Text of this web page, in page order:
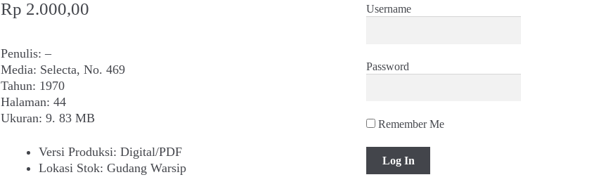
Rp 2.000,00
Penulis: –
Media: Selecta, No. 469
Tahun: 1970
Halaman: 44
Ukuran: 9. 83 MB
Versi Produksi: Digital/PDF
Lokasi Stok: Gudang Warsip
Username
Password
Remember Me